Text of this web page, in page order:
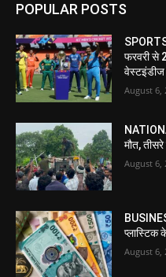
POPULAR POSTS
फरवरी से
वेस्टइंडीज
August 6,
मौत,
August 6,
प्लास्टिक
August 6,